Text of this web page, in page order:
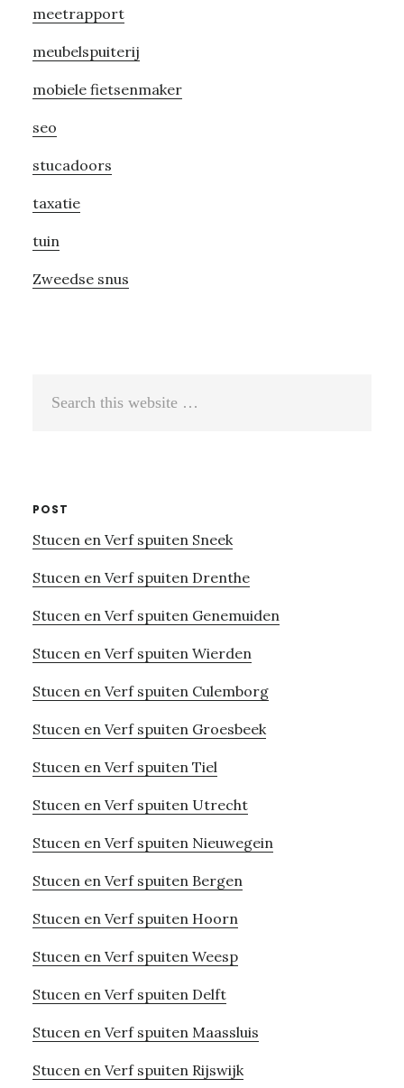
meetrapport
meubelspuiterij
mobiele fietsenmaker
seo
stucadoors
taxatie
tuin
Zweedse snus
POST
Stucen en Verf spuiten Sneek
Stucen en Verf spuiten Drenthe
Stucen en Verf spuiten Genemuiden
Stucen en Verf spuiten Wierden
Stucen en Verf spuiten Culemborg
Stucen en Verf spuiten Groesbeek
Stucen en Verf spuiten Tiel
Stucen en Verf spuiten Utrecht
Stucen en Verf spuiten Nieuwegein
Stucen en Verf spuiten Bergen
Stucen en Verf spuiten Hoorn
Stucen en Verf spuiten Weesp
Stucen en Verf spuiten Delft
Stucen en Verf spuiten Maassluis
Stucen en Verf spuiten Rijswijk